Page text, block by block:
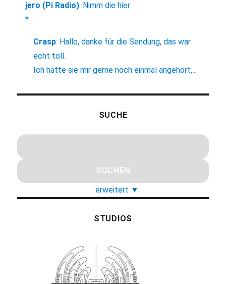
jero (Pi Radio): Nimm die hier:
*
Crasp: Hallo, danke für die Sendung, das war
echt toll.
Ich hätte sie mir gerne noch einmal angehört,...
SUCHE
erweitert ▼
STUDIOS